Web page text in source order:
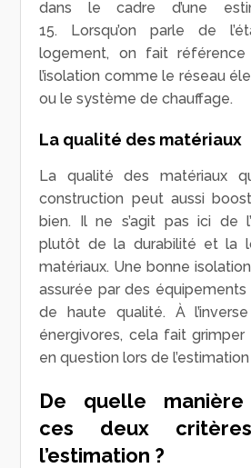
dans le cadre d’une
15. Lorsqu’on parle de
logement, on fait
l’isolation comme le réseau
ou le système de chauffage.
La qualité des matériaux
La qualité des matériaux
construction peut aussi
bien. Il ne s’agit pas ici de
plutôt de la durabilité et la
matériaux. Une bonne
assurée par des
de haute qualité. À
énergivores, cela fait
en question lors de l’estimation
De quelle
ces deux
l’estimation ?